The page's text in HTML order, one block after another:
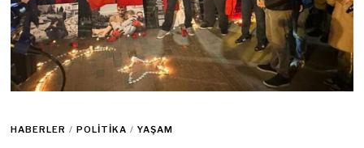
HABERLER / POLITIKA / YAŞAM